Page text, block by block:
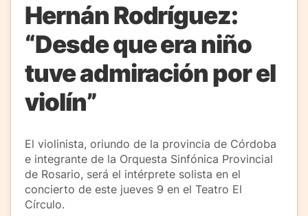
Hernán Rodríguez:
“Desde que era niño
tuve admiración por el
violín”
El violinista, oriundo de la provincia de Córdoba
e integrante de la Orquesta Sinfónica Provincial
de Rosario, será el intérprete solista en el
concierto de este jueves 9 en el Teatro El
Círculo.